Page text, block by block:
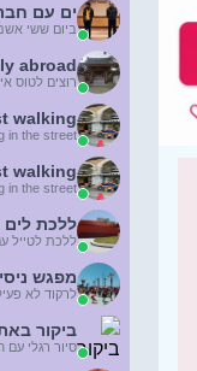
ים עם
ביום ששי
abroad
רוצים לטוס
walking
in the street
walking
in the street
ללכת
ללכת לטייל
מפגש
לרקוד לא
ביקור
סיור רגלי עם